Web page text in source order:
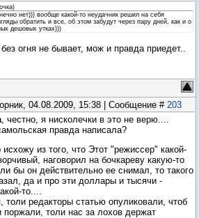
)
нет))) вообще какой-то неудачник решил на себя
обратить и все, об этом забудут через пару дней, как и о
дешовых утках)))
огня не бывает, мож и правда приедет..
04.08.2009, 15:38 | Сообщение # 203
, честно, я нисколечки в это не верю....
правда написала?
исхожу из того, что Этот "режиссер" какой-
наговорил на бочкареву какую-то
бы он действительно ее снимал, то такого
да и про эти доллары и тысячи -
то....
толи редакторы статью опуликовали, чтоб
поржали, толи нас за лохов держат